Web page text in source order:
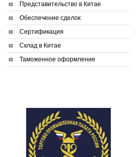
Представительство в Китае
Обеспечение сделок
Сертификация
Склад в Китае
Таможенное оформление